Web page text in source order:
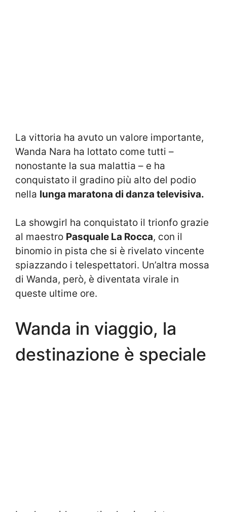
La vittoria ha avuto un valore importante,
Wanda Nara ha lottato come tutti –
nonostante la sua malattia – e ha
conquistato il gradino più alto del podio
nella lunga maratona di danza televisiva.
La showgirl ha conquistato il trionfo grazie
al maestro Pasquale La Rocca, con il
binomio in pista che si è rivelato vincente
spiazzando i telespettatori. Un’altra mossa
di Wanda, però, è diventata virale in
queste ultime ore.
Wanda in viaggio, la
destinazione è speciale